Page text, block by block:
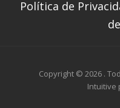
Política de
Copyright © 2026 .
Intuitive